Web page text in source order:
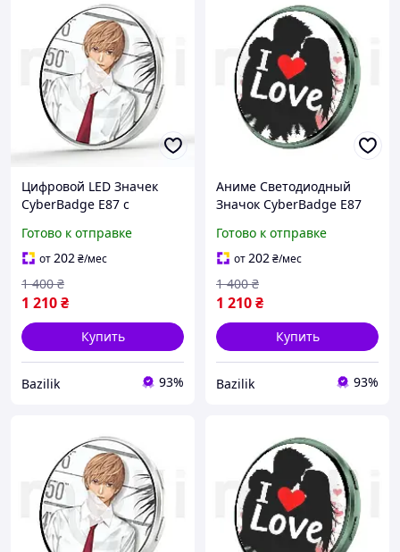
Цифровой LED Значек
CyberBadge E87 с
Приложением и Bluetooth
Электронный Е-Бейдж с
Видео, GIF и Фото,
Готово к отправке
от202₴/мес
1 210₴
1 400 ₴
Купить
Bazilik 93%
Аниме Светодиодный
Значок CyberBadge E87
Сенсорным HD Дисплеем
64MB, Блютузом и
Приложением,
Электронный Пин
Готово к отправке
от202₴/мес
1 210₴
1 400 ₴
Купить
Bazilik 93%